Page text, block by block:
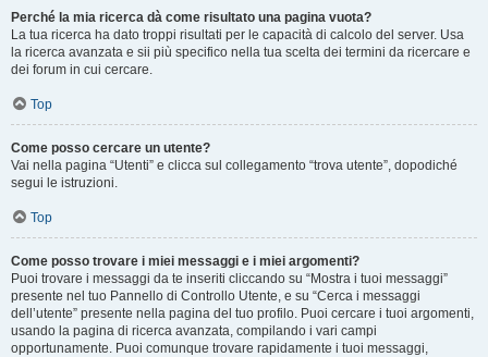
Perché la mia ricerca dà come risultato una pagina vuota?
La tua ricerca ha dato troppi risultati per le capacità di calcolo del server. Usa
la ricerca avanzata e sii più specifico nella tua scelta dei termini da ricercare e
dei forum in cui cercare.
Top
Come posso cercare un utente?
Vai nella pagina “Utenti” e clicca sul collegamento “trova utente”, dopodiché
segui le istruzioni.
Top
Come posso trovare i miei messaggi e i miei argomenti?
Puoi trovare i messaggi da te inseriti cliccando su “Mostra i tuoi messaggi”
presente nel tuo Pannello di Controllo Utente, e su “Cerca i messaggi
dell’utente” presente nella pagina del tuo profilo. Puoi cercare i tuoi argomenti,
usando la pagina di ricerca avanzata, compilando i vari campi
opportunamente. Puoi comunque trovare rapidamente i tuoi messaggi,